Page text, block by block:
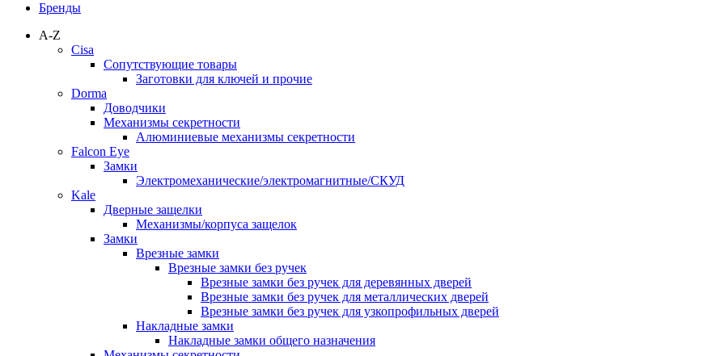
Бренды
A-Z
Cisa
Сопутствующие товары
Заготовки для ключей и прочие
Dorma
Доводчики
Механизмы секретности
Алюминиевые механизмы секретности
Falcon Eye
Замки
Электромеханические/электромагнитные/СКУД
Kale
Дверные защелки
Механизмы/корпуса защелок
Замки
Врезные замки
Врезные замки без ручек
Врезные замки без ручек для деревянных дверей
Врезные замки без ручек для металлических дверей
Врезные замки без ручек для узкопрофильных дверей
Накладные замки
Накладные замки общего назначения